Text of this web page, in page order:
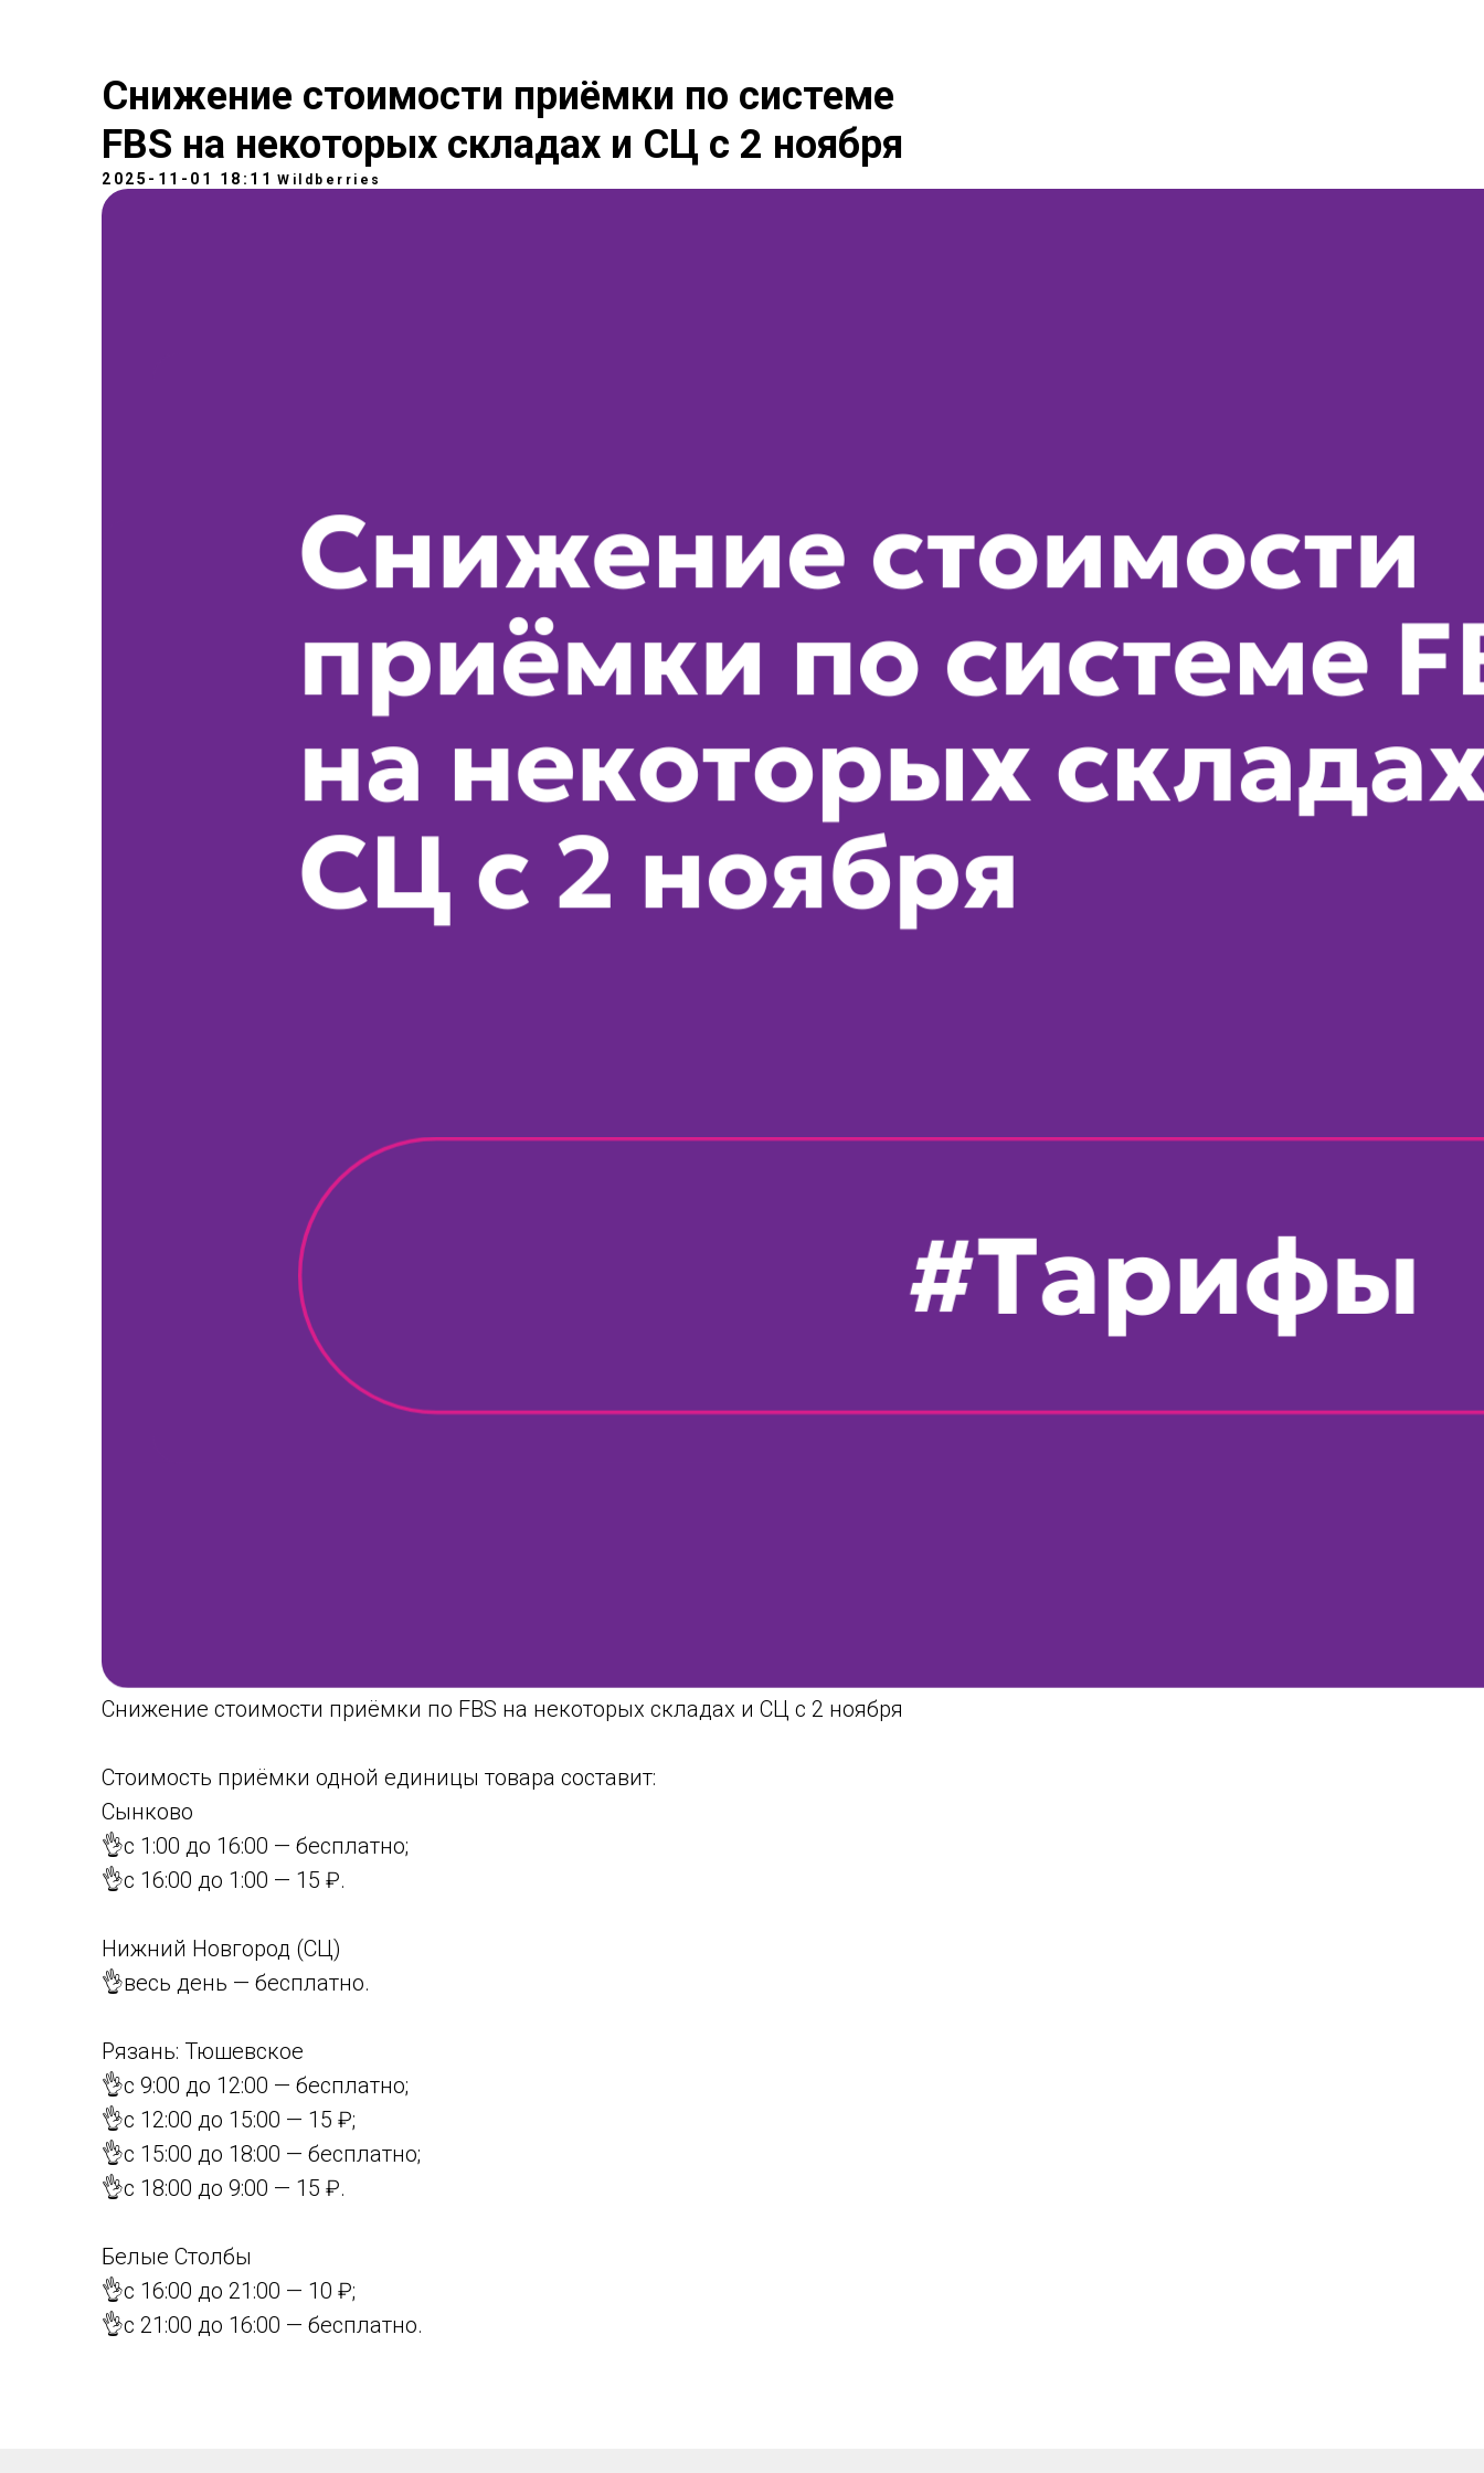
Снижение стоимости приёмки по системе
FBS на некоторых складах и СЦ с 2 ноября
2025-11-01 18:11 Wildberries
Снижение стоимости приёмки по FBS на некоторых складах и СЦ с 2 ноября
Стоимость приёмки одной единицы товара составит:
Сынково
👌с 1:00 до 16:00 — бесплатно;
👌с 16:00 до 1:00 — 15 ₽.
Нижний Новгород (СЦ)
👌весь день — бесплатно.
Рязань: Тюшевское
👌с 9:00 до 12:00 — бесплатно;
👌с 12:00 до 15:00 — 15 ₽;
👌с 15:00 до 18:00 — бесплатно;
👌с 18:00 до 9:00 — 15 ₽.
Белые Столбы
👌с 16:00 до 21:00 — 10 ₽;
👌с 21:00 до 16:00 — бесплатно.